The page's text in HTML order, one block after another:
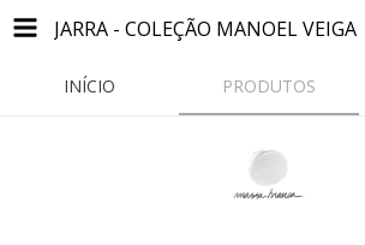
JARRA - COLEÇÃO MANOEL VEIGA
INÍCIO PRODUTOS